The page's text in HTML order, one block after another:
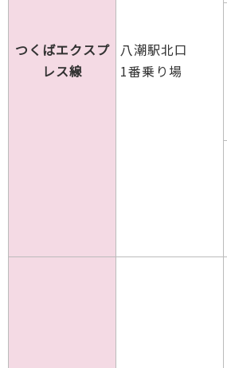
つくばエクスプ
レス線
八潮駅北口
1番乗り場